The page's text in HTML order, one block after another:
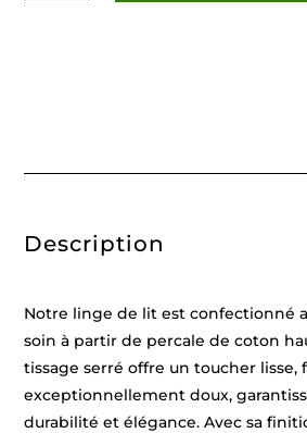
clair
220
cm
(63
x
cm)
Description
Notre linge de lit est confectionné
soin à partir de percale de coton
tissage serré offre un toucher lisse,
exceptionnellement doux,
durabilité et élégance. Avec sa